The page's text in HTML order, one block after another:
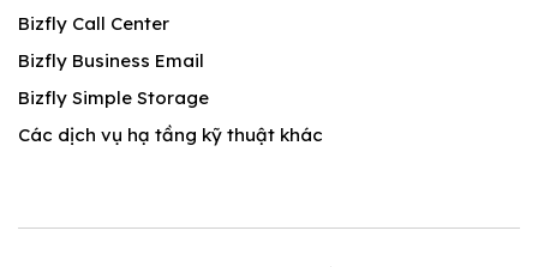
Bizfly Call Center
Bizfly Business Email
Bizfly Simple Storage
Các dịch vụ hạ tầng kỹ thuật khác